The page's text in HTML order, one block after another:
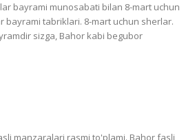
bayrami munosabati bilan 8-mart uchun
bayrami tabriklari. 8-mart uchun sherlar.
sizga, Bahor kabi begubor
manzaralari rasmi to'plami. Bahor fasli